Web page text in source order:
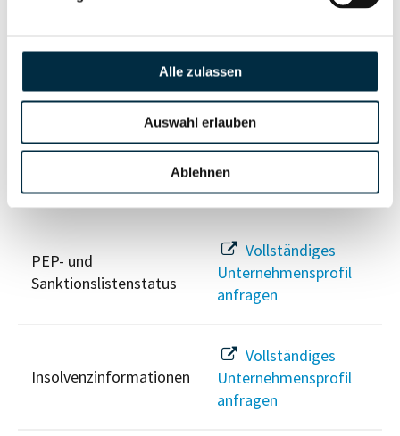
Alle zulassen
Auswahl erlauben
Ablehnen
Berechtigten Pfad
Unternehmensprofil
anfragen
Risikoinformationen
PEP- und
Sanktionslistenstatus
Vollständiges
Unternehmensprofil
anfragen
Insolvenzinformationen
Vollständiges
Unternehmensprofil
anfragen